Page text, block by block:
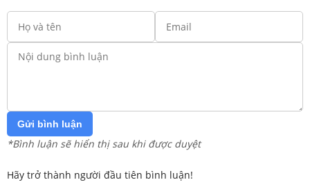
Gửi bình luận
*Bình luận sẽ hiển thị sau khi được duyệt
Hãy trở thành người đầu tiên bình luận!